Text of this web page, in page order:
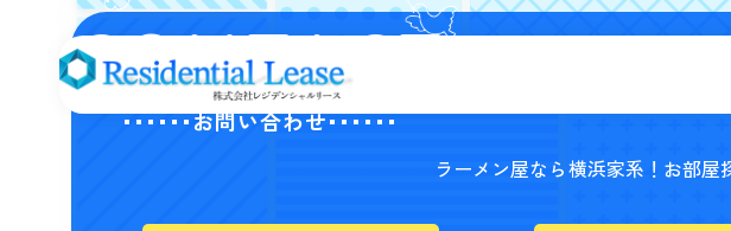
CONTACT
お問い合わせ
ラーメン屋なら横浜家系！ お部屋